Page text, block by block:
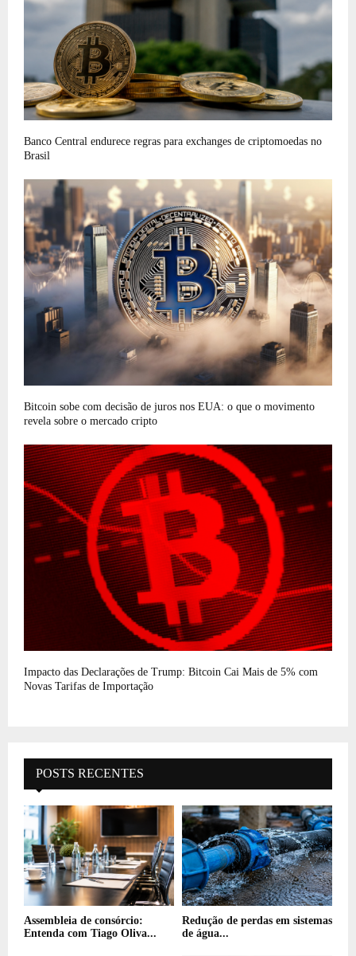
Banco Central endurece regras para exchanges de criptomoedas no
Brasil
Bitcoin sobe com decisão de juros nos EUA: o que o movimento
revela sobre o mercado cripto
Impacto das Declarações de Trump: Bitcoin Cai Mais de 5% com
Novas Tarifas de Importação
POSTS RECENTES
Assembleia de consórcio:
Entenda com Tiago Oliva...
Redução de perdas em sistemas
de água...